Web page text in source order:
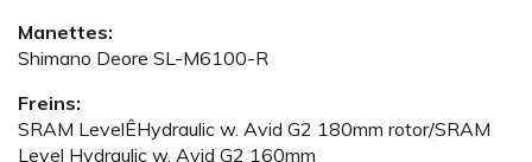
Manettes:
Shimano Deore SL-M6100-R
Freins:
SRAM LevelÊHydraulic w. Avid G2 180mm rotor/SRAM
Level Hydraulic w. Avid G2 160mm